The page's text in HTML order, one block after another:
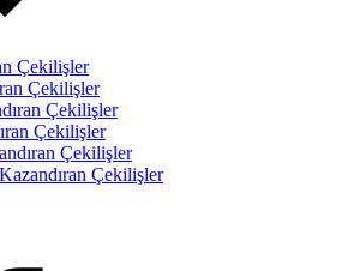
Çekilişler
Çekilişler
Çekilişler
Çekilişler
Çekilişler
Çekilişler